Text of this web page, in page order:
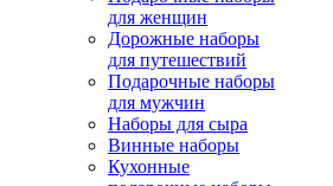
для женщин
Дорожные наборы
для путешествий
Подарочные наборы
для мужчин
Наборы для сыра
Винные наборы
Кухонные